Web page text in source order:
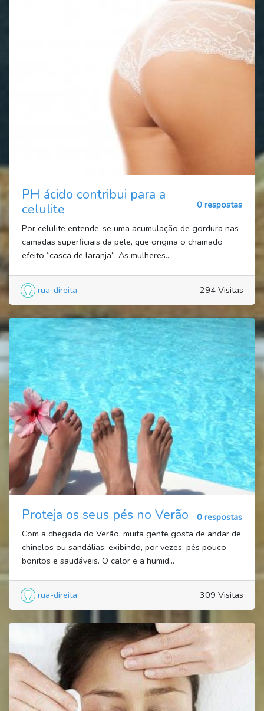
PH ácido contribui para a
celulite
0 respostas
Por celulite entende-se uma acumulação de gordura nas
camadas superficiais da pele, que origina o chamado
efeito “casca de laranja”. As mulheres...
rua-direita 294 Visitas
Proteja os seus pés no Verão
0 respostas
Com a chegada do Verão, muita gente gosta de andar de
chinelos ou sandálias, exibindo, por vezes, pés pouco
bonitos e saudáveis. O calor e a humid...
rua-direita 309 Visitas